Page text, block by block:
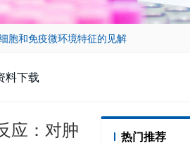
胞和免疫微环境特征的见解
料下载
应：对肿
热门推荐